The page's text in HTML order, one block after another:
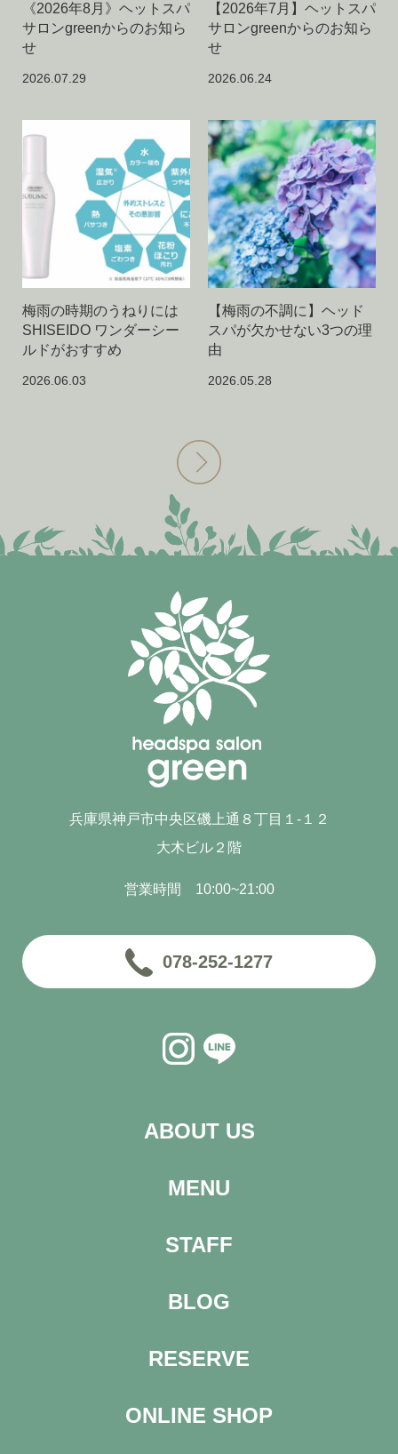
《2026年8月》ヘットスパ
サロンgreenからのお知ら
せ
2026.07.29
【2026年7月】ヘットスパ
サロンgreenからのお知ら
せ
2026.06.24
梅雨の時期のうねりには
SHISEIDO ワンダーシー
ルドがおすすめ
2026.06.03
【梅雨の不調に】ヘッド
スパが欠かせない3つの理
由
2026.05.28
兵庫県神戸市中央区磯上通８丁目１-１２
大木ビル２階
営業時間 10:00~21:00
078-252-1277
ABOUT US
MENU
STAFF
BLOG
RESERVE
ONLINE SHOP